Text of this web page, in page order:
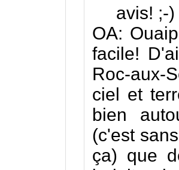
avis! ;-)
OA:
facile!
Roc-aux-
ciel et
bien
(c'est
ça) que